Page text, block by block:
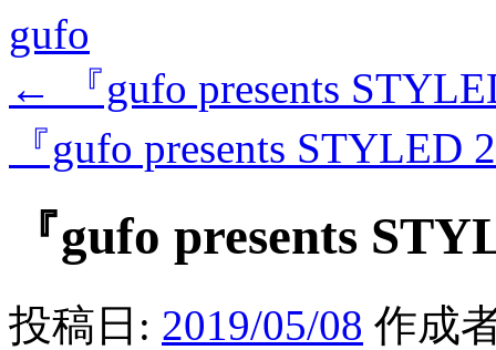
gufo
←
『gufo presents
『gufo presents STYLED
『gufo presents
投稿日: 2019/05/08 作成